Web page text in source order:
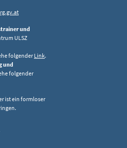
und
ULSZ
folgenderLink.
und
folgender
ist ein formloser